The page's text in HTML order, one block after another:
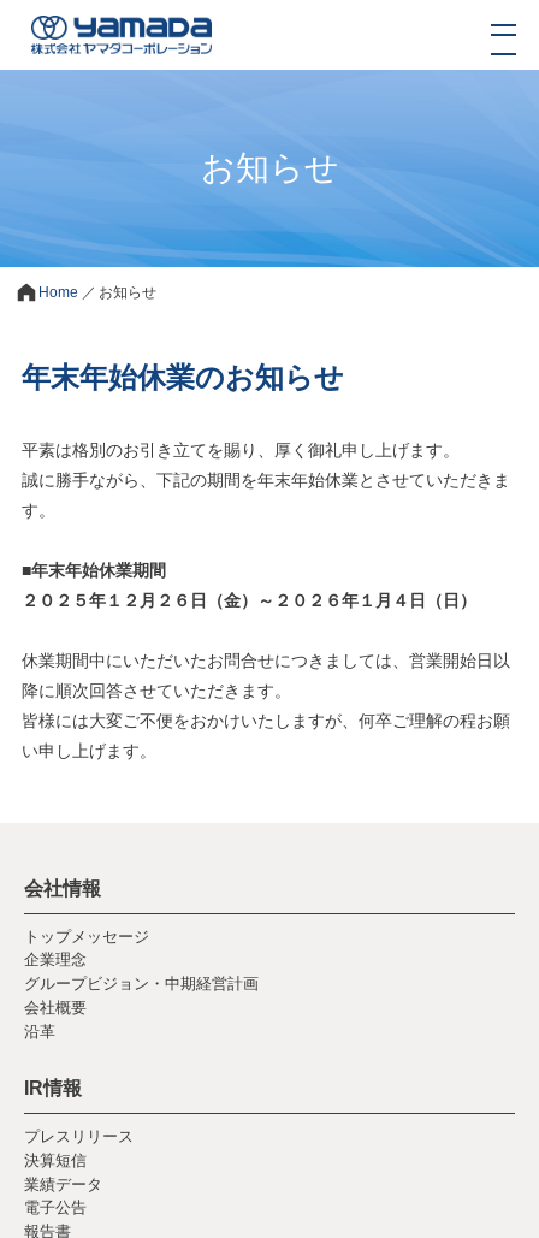
お知らせ
Home ／ お知らせ
年末年始休業のお知らせ
平素は格別のお引き立てを賜り、厚く御礼申し上げます。
誠に勝手ながら、下記の期間を年末年始休業とさせていただきま
す。
■年末年始休業期間
２０２５年１２月２６日（金）～２０２６年１月４日（日）
休業期間中にいただいたお問合せにつきましては、営業開始日以
降に順次回答させていただきます。
皆様には大変ご不便をおかけいたしますが、何卒ご理解の程お願
い申し上げます。
会社情報
トップメッセージ
企業理念
グループビジョン・中期経営計画
会社概要
沿革
IR情報
プレスリリース
決算短信
業績データ
電子公告
報告書